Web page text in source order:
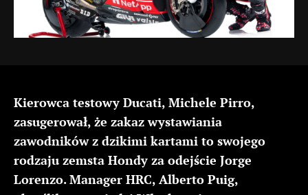
Kierowca testowy Ducati, Michele Pirro,
zasugerował, że zakaz wystawiania
zawodników z dzikimi kartami to swojego
rodzaju zemsta Hondy za odejście Jorge
Lorenzo. Manager HRC, Alberto Puig,